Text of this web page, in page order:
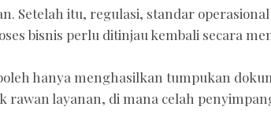
Setelah itu, regulasi, standar
bisnis perlu ditinjau kembali secara
hanya menghasilkan tumpukan
rawan layanan, di mana celah